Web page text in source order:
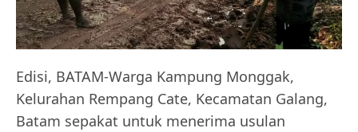
Edisi, BATAM-Warga Kampung Monggak,
Kelurahan Rempang Cate, Kecamatan Galang,
Batam sepakat untuk menerima usulan